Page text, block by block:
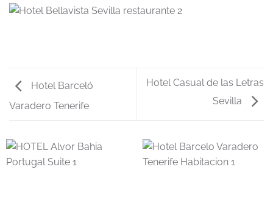
Hotel Barceló
Varadero Tenerife
Hotel Casual de las Letras
Sevilla